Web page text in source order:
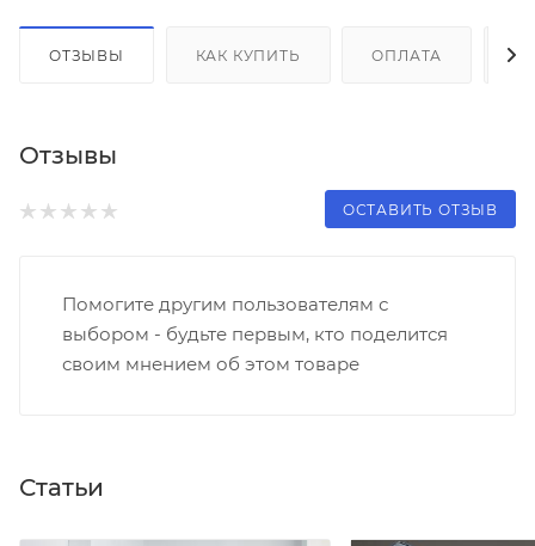
ОТЗЫВЫ КАК КУПИТЬ ОПЛАТА
Отзывы
ОСТАВИТЬ ОТЗЫВ
Помогите другим пользователям с
выбором - будьте первым, кто поделится
своим мнением об этом товаре
Статьи